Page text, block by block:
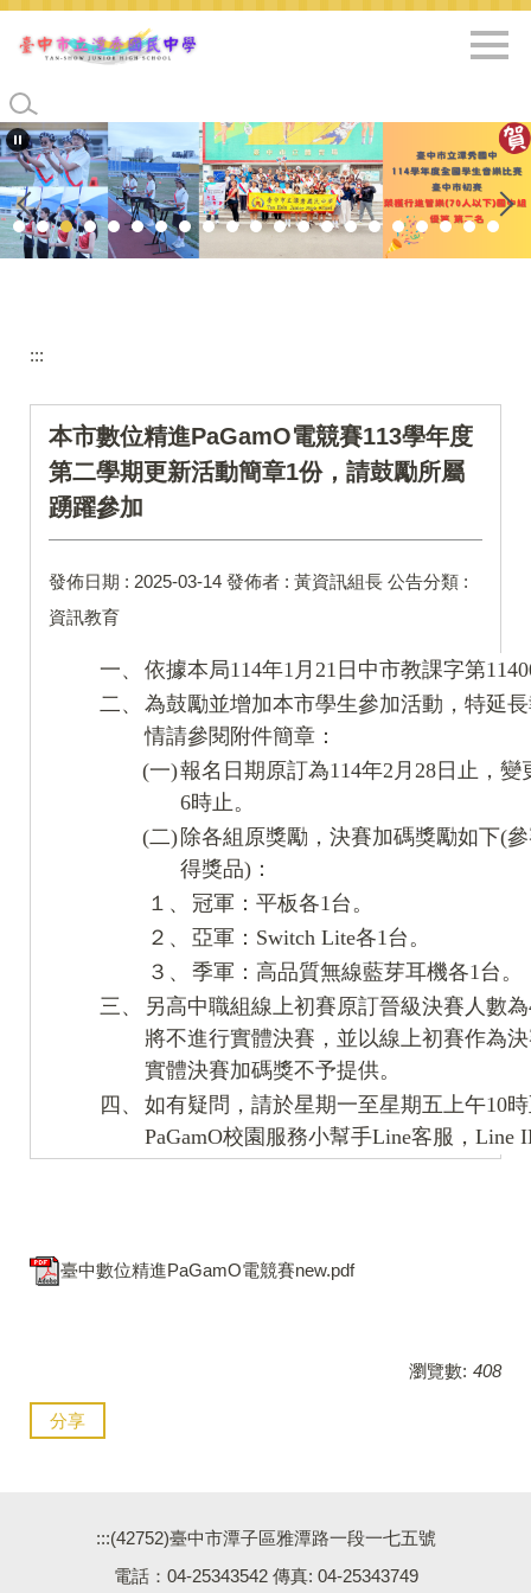
跳
到
要
內
容
區
:::
本市數位精進PaGamO電競賽113學年度
第二學期更新活動簡章1份，請鼓勵所屬
踴躍參加
發佈日期 : 2025-03-14 發佈者 : 黃資訊組長 公告分類 :
資訊教育
一、 依據本局114年1月21日中市教課字第
二、 為鼓勵並增加本市學生參加活動，特延
情請參閱附件簡章：
(一)報名日期原訂為114年2月28日止，
6時止。
(二) 除各組原獎勵，決賽加碼獎勵如下(
得獎品)：
１、
冠軍：平板各1台。
２、
亞軍：Switch Lite各1台。
３、 季軍：高品質無線藍芽耳機各1台。
三、
另高中職組線上初賽原訂晉級決賽人數
將不進行實體決賽，並以線上初賽作為
實體決賽加碼獎不予提供。
四、 如有疑問，請於星期一至星期五上午10
PaGamO校園服務小幫手Line客服，Line
臺中數位精進PaGamO電競賽new.pdf
瀏覽數: 408
分享
:::(42752)臺中市潭子區雅潭路一段一七五號
電話：04-25343542 傳真: 04-25343749